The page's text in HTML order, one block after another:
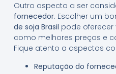
Outro aspecto a ser
fornecedor. Escolher um
de soja Brasil pode
como melhores preços e
Fique atento a aspectos
Reputação do